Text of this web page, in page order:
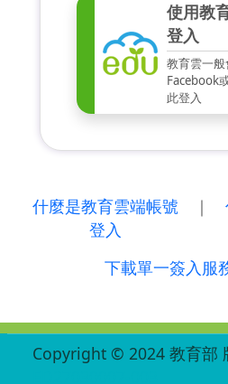
使用教
登入
教育雲一般
Facebook
此登入
什麼是教育雲端帳號
登入
｜
下載單一簽入服
Copyright © 2024 教育部